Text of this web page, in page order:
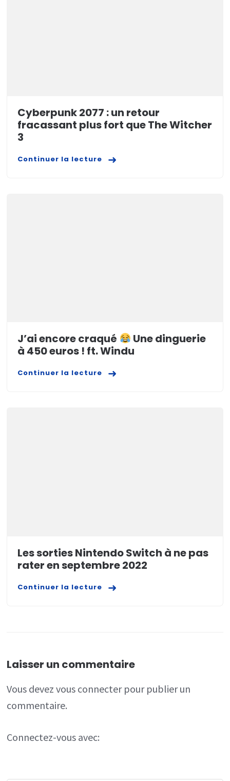
Cyberpunk 2077 : un retour
fracassant plus fort que The Witcher
3
Continuer la lecture
J’ai encore craqué
Une dinguerie
à 450 euros ! ft. Windu
Continuer la lecture
Les sorties Nintendo Switch à ne pas
rater en septembre 2022
Continuer la lecture
Laisser un commentaire
Vous devezvous connecterpour publier un
commentaire.
Connectez-vous avec: